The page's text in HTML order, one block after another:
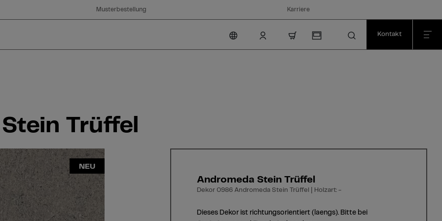
Musterbestellung Karriere
Kontakt
Trüffel
NEU
Andromeda Stein Trüffel
Dekor 0986 Andromeda Stein Trüffel | Holzart: -
Dieses Dekor ist richtungsorientiert (laengs). Bitte bei